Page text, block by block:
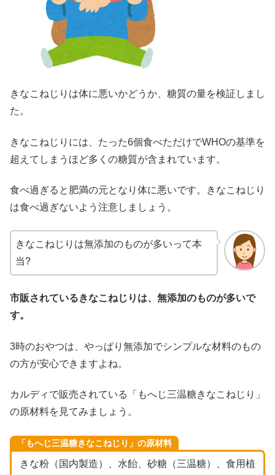
きなこねじりは体に悪いかどうか、糖質の量を検証しまし
た。
きなこねじりには、たった6個食べただけでWHOの基準を
超えてしまうほど多くの糖質が含まれています。
食べ過ぎると肥満の元となり体に悪いです。きなこねじり
は食べ過ぎないよう注意しましょう。
きなこねじりは無添加のものが多いって本
当?
市販されているきなこねじりは、無添加のものが多いで
す。
3時のおやつは、やっぱり無添加でシンプルな材料のもの
の方が安心できますよね。
カルディで販売されている「もへじ三温糖きなこねじり」
の原材料を見てみましょう。
「もへじ三温糖きなこねじり」の原材料
きな粉（国内製造）、水飴、砂糖（三温糖）、食用植